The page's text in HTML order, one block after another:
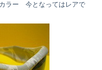
ラー 今となってはレアで